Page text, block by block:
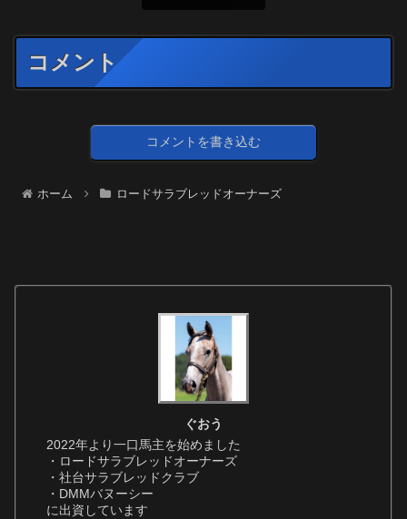
コメント
コメントを書き込む
ホーム ロードサラブレッドオーナーズ
ぐおう
2022年より一口馬主を始めました
・ロードサラブレッドオーナーズ
・社台サラブレッドクラブ
・DMMバヌーシー
に出資しています